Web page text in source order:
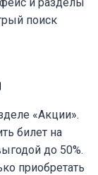
поиск
«Акции».
билет на
до 50%.
приобретать